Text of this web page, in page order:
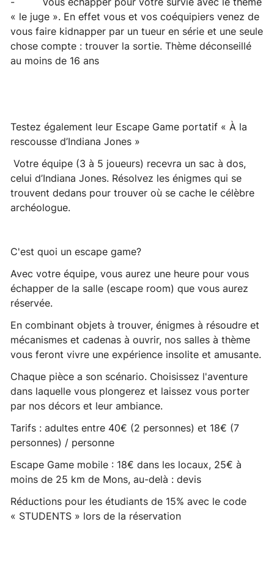
« le juge ». En effet vous et vos coéquipiers venez de
vous faire kidnapper par un tueur en série et une seule
chose compte : trouver la sortie. Thème déconseillé
au moins de 16 ans
Testez également leur Escape Game portatif « À la
rescousse d’Indiana Jones »
Votre équipe (3 à 5 joueurs) recevra un sac à dos,
celui d’Indiana Jones. Résolvez les énigmes qui se
trouvent dedans pour trouver où se cache le célèbre
archéologue.
C'est quoi un escape game?
Avec votre équipe, vous aurez une heure pour vous
échapper de la salle (escape room) que vous aurez
réservée.
En combinant objets à trouver, énigmes à résoudre et
mécanismes et cadenas à ouvrir, nos salles à thème
vous feront vivre une expérience insolite et amusante.
Chaque pièce a son scénario. Choisissez l'aventure
dans laquelle vous plongerez et laissez vous porter
par nos décors et leur ambiance.
Tarifs : adultes entre 40€ (2 personnes) et 18€ (7
personnes) / personne
Escape Game mobile : 18€ dans les locaux, 25€ à
moins de 25 km de Mons, au-delà : devis
Réductions pour les étudiants de 15% avec le code
« STUDENTS » lors de la réservation